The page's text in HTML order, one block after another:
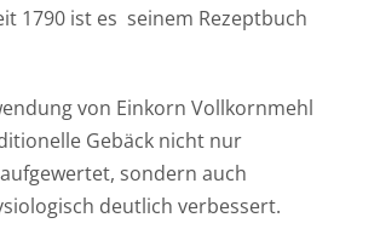
1790 ist es seinem Rezeptbuch
von Einkorn Vollkornmehl
Gebäck nicht nur
sondern auch
deutlich verbessert.